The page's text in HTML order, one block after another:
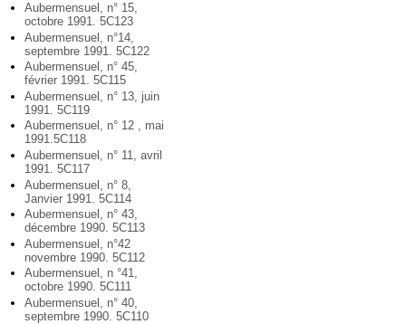
Aubermensuel, n° 15,
octobre 1991. 5C123
Aubermensuel, n°14,
septembre 1991. 5C122
Aubermensuel, n° 45,
février 1991. 5C115
Aubermensuel, n° 13, juin
1991. 5C119
Aubermensuel, n° 12 , mai
1991.5C118
Aubermensuel, n° 11, avril
1991. 5C117
Aubermensuel, n° 8,
Janvier 1991. 5C114
Aubermensuel, n° 43,
décembre 1990. 5C113
Aubermensuel, n°42
novembre 1990. 5C112
Aubermensuel, n °41,
octobre 1990. 5C111
Aubermensuel, n° 40,
septembre 1990. 5C110